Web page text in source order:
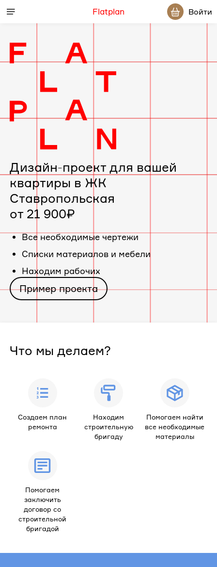
Flatplan Войти
Дизайн-
проект
интерьера
для
вашей
квартиры
в
«ЖК
Ставропольская»
Дизайн-проект для вашей
квартиры в ЖК
Ставропольская
от 21 900₽
Все необходимые чертежи
Cписки материалов и мебели
Находим рабочих
Пример проекта
Что мы делаем?
Создаем план
ремонта
Находим
строительную
бригаду
Помогаем найти
все необходимые
материалы
Помогаем
заключить
договор со
строительной
бригадой